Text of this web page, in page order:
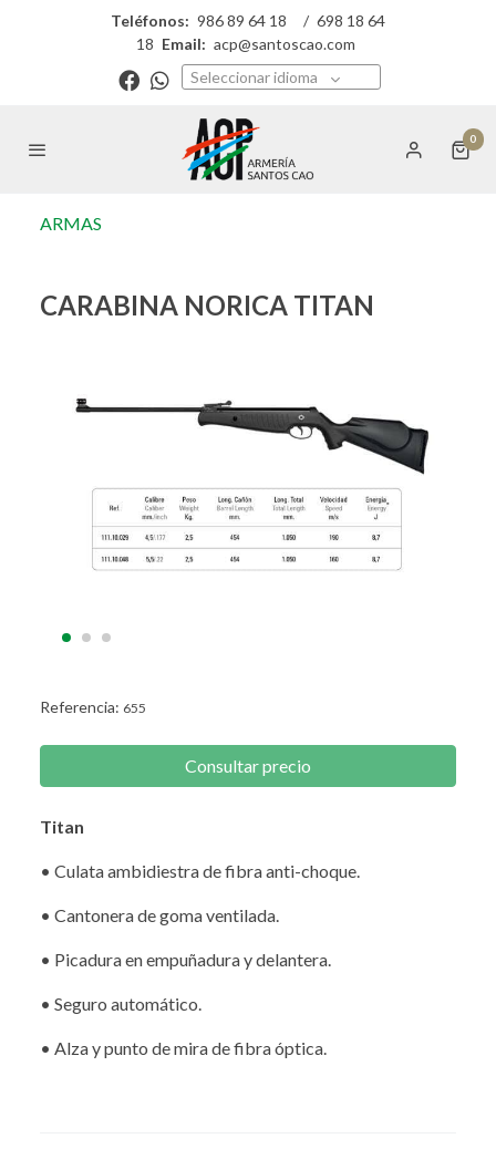
Teléfonos: 986 89 64 18 / 698 18 64
18 Email: acp@santoscao.com
Seleccionar idioma
0
ARMAS
CARABINA NORICA TITAN
Referencia: 655
Consultar precio
Titan
• Culata ambidiestra de fibra anti-choque.
• Cantonera de goma ventilada.
• Picadura en empuñadura y delantera.
• Seguro automático.
• Alza y punto de mira de fibra óptica.